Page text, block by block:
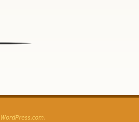
WordPress.com.